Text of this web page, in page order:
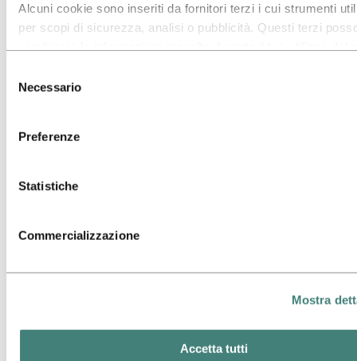
Alcuni cookie sono inseriti da fornitori terzi i cui strumenti
per scopi di sicurezza, analisi o pubblicità. Questi terzi
tramite l’utilizzo dei loro servizi. Il terzo responsabile di un
cookie riportato più sotto.
delNecessario
Preferenze
Statistiche
Commercializzazione
Mostra
Accetta tutti